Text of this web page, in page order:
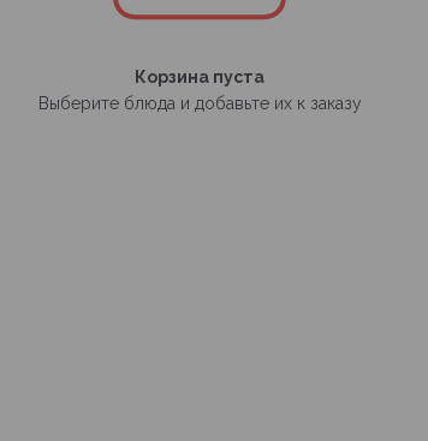
Корзина пуста
Выберите блюда и добавьте их к заказу